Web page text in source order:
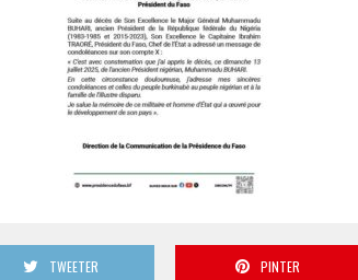
TWEETER PINTER